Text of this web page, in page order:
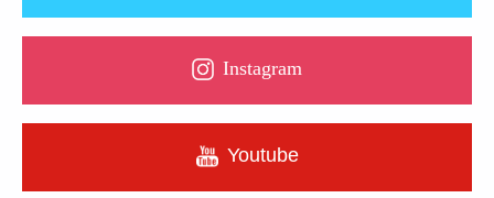
Instagram
Youtube